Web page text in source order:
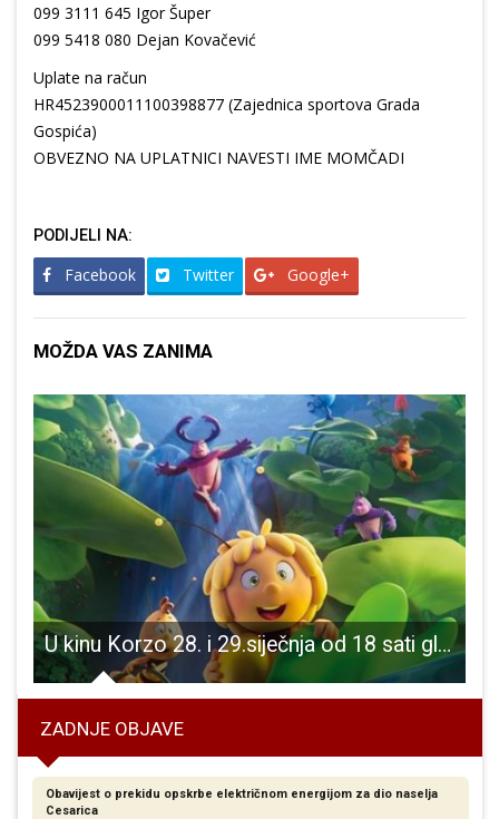
099 3111 645 Igor Šuper
099 5418 080 Dejan Kovačević
Uplate na račun
HR4523900011100398877 (Zajednica sportova Grada
Gospića)
OBVEZNO NA UPLATNICI NAVESTI IME MOMČADI
PODIJELI NA:
Facebook Twitter Google+
MOŽDA VAS ZANIMA
U kinu Korzo 28. i 29.siječnja od 18 sati gledajte animirani film “Pčelica Maja 3 zlatno jaje”
ZADNJE OBJAVE
Obavijest o prekidu opskrbe električnom energijom za dio naselja
Cesarica